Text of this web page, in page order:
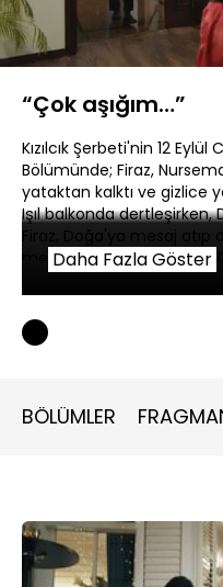
Sesi
Aç
Yüklendi
7.55%
“Çok aşığım…”
Kızılcık Şerbeti'nin 12
Bölümünde; Firaz,
yataktan kalktı ve gizlice
Işıl balkonda
Firaz, Doğa'ya mesaj atıp
mesaj Doğa'yı mutlu etti.
Daha Fazla Göster
BÖLÜMLER